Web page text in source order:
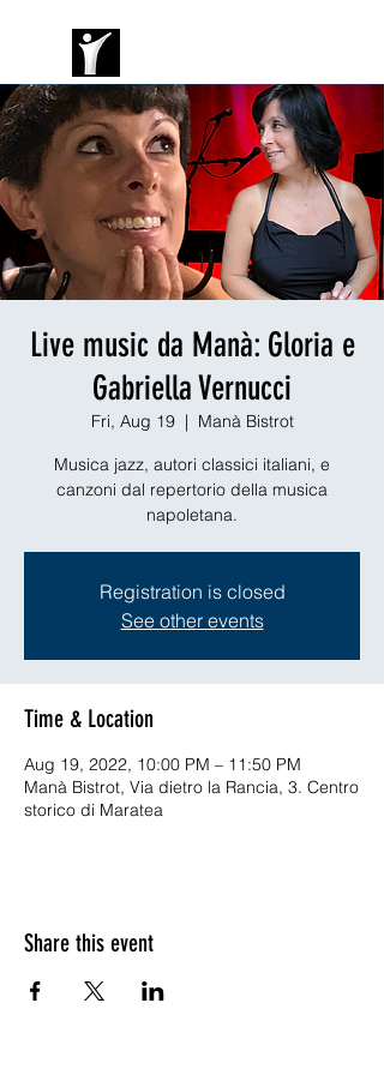
Live music da Manà: Gloria e
Gabriella Vernucci
Fri, Aug 19
  |
Manà Bistrot
Musica jazz, autori classici italiani, e
canzoni dal repertorio della musica
napoletana.
Registration is closed
See other events
Time & Location
Aug 19, 2022, 10:00 PM – 11:50 PM
Manà Bistrot, Via dietro la Rancia, 3. Centro
storico di Maratea
Share this event